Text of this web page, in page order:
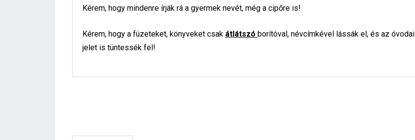
Kérem, hogy mindenre írják rá a gyermek nevét, még a cipőre is!
Kérem, hogy a füzeteket, könyveket csak átlátszó borítóval, névcímkével lássák el, és az óvodai
jelet is tüntessék fel!